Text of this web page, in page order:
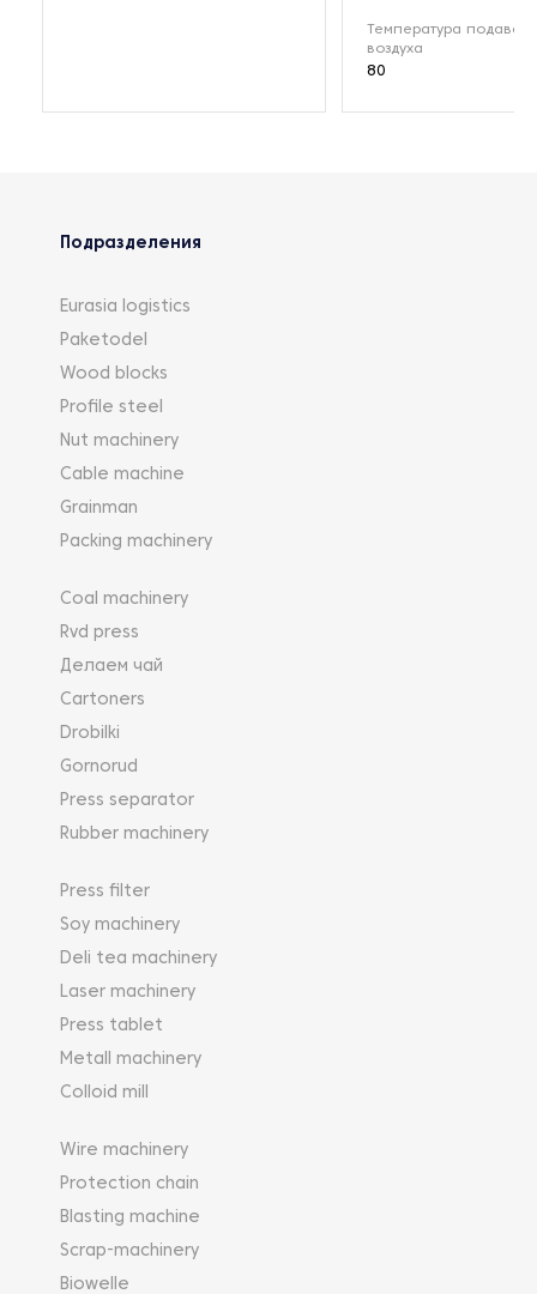
Температура
воздуха
80
Подразделения
Eurasia logistics
Paketodel
Wood blocks
Profile steel
Nut machinery
Cable machine
Grainman
Packing machinery
Coal machinery
Rvd press
Делаем чай
Cartoners
Drobilki
Gornorud
Press separator
Rubber machinery
Press filter
Soy machinery
Deli tea machinery
Laser machinery
Press tablet
Metall machinery
Colloid mill
Wire machinery
Protection chain
Blasting machine
Scrap-machinery
Biowelle